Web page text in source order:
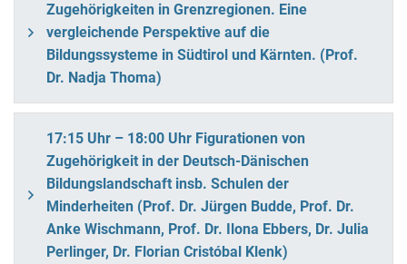
Zugehörigkeiten in Grenzregionen. Eine
vergleichende Perspektive auf die
Bildungssysteme in Südtirol und Kärnten. (Prof.
Dr. Nadja Thoma)
17:15 Uhr – 18:00 Uhr Figurationen von
Zugehörigkeit in der Deutsch-Dänischen
Bildungslandschaft insb. Schulen der
Minderheiten (Prof. Dr. Jürgen Budde, Prof. Dr.
Anke Wischmann, Prof. Dr. Ilona Ebbers, Dr. Julia
Perlinger, Dr. Florian Cristóbal Klenk)